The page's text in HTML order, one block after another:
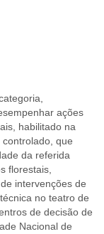
ações
habilitado na
que
da referida
florestais,
intervenções de
no teatro de
de decisão de
Nacional de